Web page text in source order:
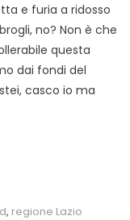
e furia a ridosso
no? Non è che
questa
dai fondi del
casco io ma
, regione Lazio